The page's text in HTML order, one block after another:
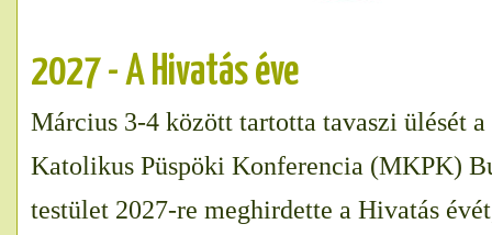
2027 - A Hivatás éve
Március 3-4 között tartotta tavaszi ülését
Katolikus Püspöki Konferencia (MKPK)
testület 2027-re meghirdette a Hivatás